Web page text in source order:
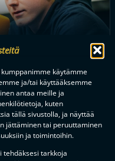
käytämme
ja/tai käyttääksemme
antaa meille ja
kuten
tällä sivustolla, ja näyttää
jättäminen tai peruuttaminen
ja toimintoihin.
tehdäksesi tarkkoja
VIRTA PALAUTTI